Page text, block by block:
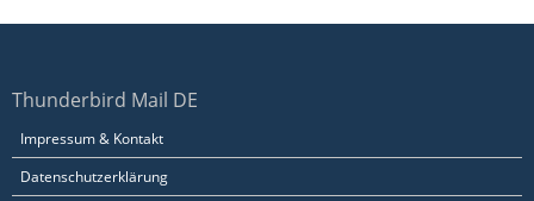
Thunderbird Mail DE
Impressum & Kontakt
Datenschutzerklärung